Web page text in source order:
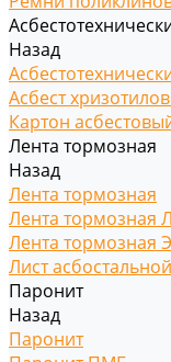
Назад
Асбест
Картон
Лента тормозная
Назад
Лента тормозная
Лента тормозная
Лента тормозная
Лист асбостальной
Паронит
Назад
Паронит